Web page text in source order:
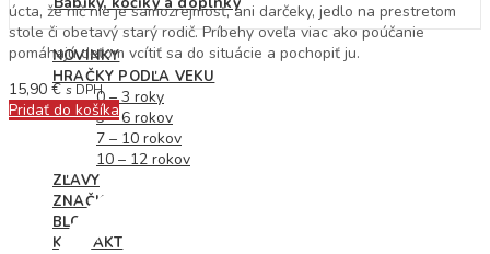
NOVINKY
HRAČKY PODĽA VEKU
0 – 3 roky
3 – 6 rokov
7 – 10 rokov
10 – 12 rokov
ZĽAVY
ZNAČKY
BLOG
KONTAKT
úcta, že nič nie je samozrejmosť, ani darčeky, jedlo na prestretom
stole či obetavý starý rodič. Príbehy oveľa viac ako poúčanie
pomáhajú deťom vcítiť sa do situácie a pochopiť ju.
15,90 € s DPH
Pridať do košíka